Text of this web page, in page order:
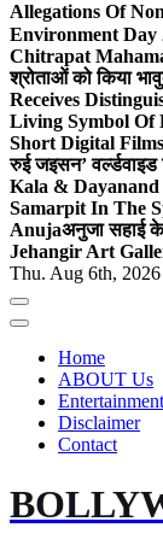
Allegations Of
Environment Day
Chitrapat
श्रोताओं को किया
Receives
Living Symbol Of
Short Digital Films
रुई जइसन’ वर्ल्डवाइड
Kala & Dayanand
Samarpit In The
Anujaअनुजा सहाई के
Jehangir Art
Thu. Aug 6th, 2026
Home
ABOUT Us
Disclaimer
Contact